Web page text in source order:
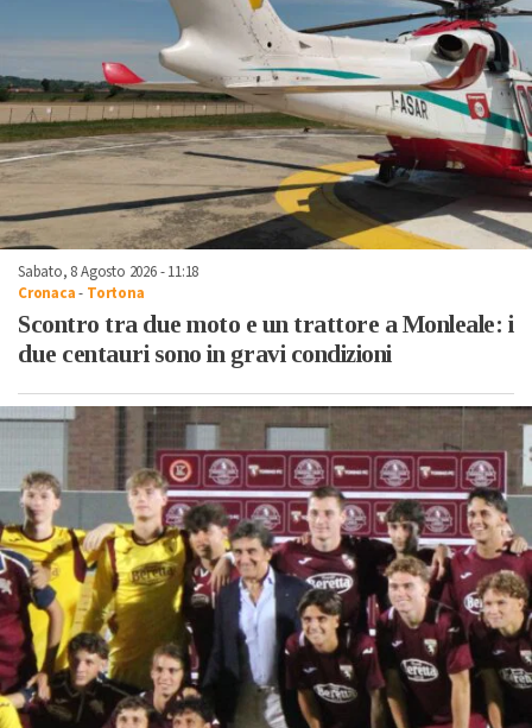
Sabato, 8 Agosto 2026 - 11:18
Cronaca- Tortona
Scontro tra due moto e un trattore a Monleale: i
due centauri sono in gravi condizioni